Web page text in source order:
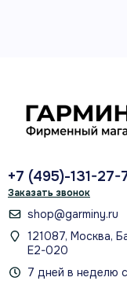
+7 (495)-131-27-
Заказать звонок
shop@garminy.ru
121087, Москва,
Е2-020
7 дней в неделю